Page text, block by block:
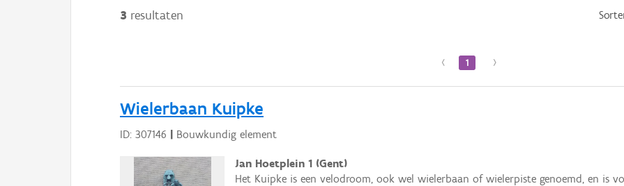
3 resultaten
‹ 1 ›
Wielerbaan Kuipke
ID: 307146 | Bouwkundig element
Jan Hoetplein 1 (Gent)
Het Kuipke is een velodroom, ook wel wielerbaan of wielerpiste genoemd, en is